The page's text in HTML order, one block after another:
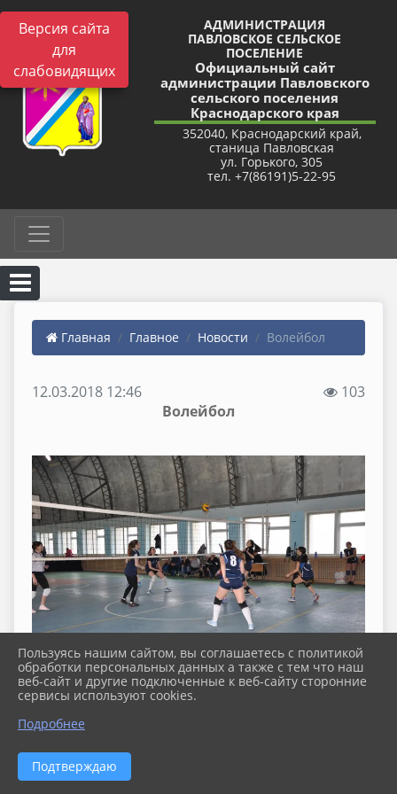
Версия сайта
для
слабовидящих
АДМИНИСТРАЦИЯ
ПАВЛОВСКОЕ СЕЛЬСКОЕ
ПОСЕЛЕНИЕ
Официальный сайт
администрации Павловского
сельского поселения
Краснодарского края
352040, Краснодарский край,
станица Павловская
ул. Горького, 305
тел. +7(86191)5-22-95
Главная Главное Новости Волейбол
12.03.2018 12:46
103
Волейбол
Пользуясь нашим сайтом, вы соглашаетесь с политикой
обработки персональных данных а также с тем что наш
веб-сайт и другие подключенные к веб-сайту сторонние
сервисы используют cookies.
Подробнее
Подтверждаю